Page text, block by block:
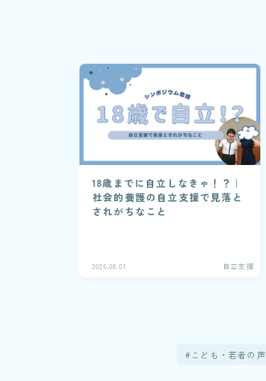
18歳までに自立しなきゃ！？｜
社会的養護の自立支援で見落と
されがちなこと
2026.08.01 自立支援
こども・若者の声